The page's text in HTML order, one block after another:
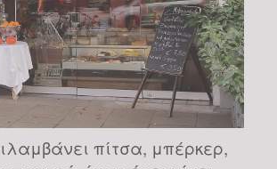
πίτσα, μπέρκερ,
δεν είναι τύχη αλλά επιλογή.
μας οπότε καθορίζουν το αν
ευτυχισμένοι ή όχι. Αν
να βρούμε την ευτυχία
να κατανοήσουμε αρχικά τους
που...